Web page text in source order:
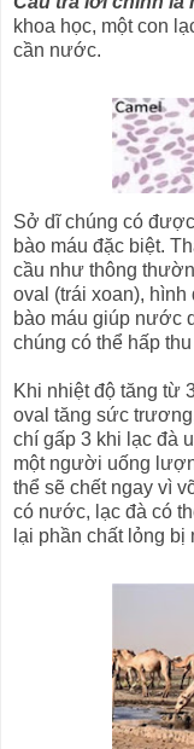
khoa học, một con
cần nước.
Sở dĩ chúng có
bào máu đặc biệt.
cầu như thông
oval (trái xoan),
bào máu giúp nước
chúng có thể hấp
Khi nhiệt độ tăng từ
oval tăng sức
chí gấp 3 khi lạc đà
một người uống
thể sẽ chết ngay vì
có nước, lạc đà có
lại phần chất lỏng bị